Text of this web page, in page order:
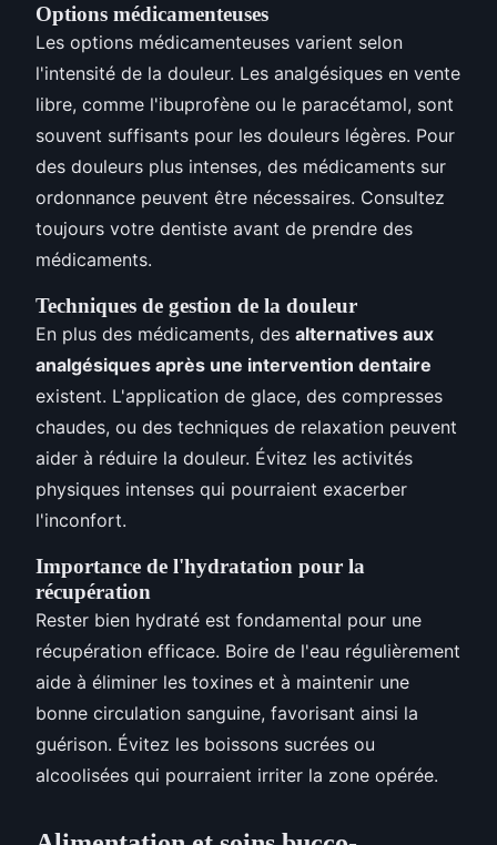
Options médicamenteuses
Les options médicamenteuses varient selon
l'intensité de la douleur. Les analgésiques en vente
libre, comme l'ibuprofène ou le paracétamol, sont
souvent suffisants pour les douleurs légères. Pour
des douleurs plus intenses, des médicaments sur
ordonnance peuvent être nécessaires. Consultez
toujours votre dentiste avant de prendre des
médicaments.
Techniques de gestion de la douleur
En plus des médicaments, des alternatives aux
analgésiques après une intervention dentaire
existent. L'application de glace, des compresses
chaudes, ou des techniques de relaxation peuvent
aider à réduire la douleur. Évitez les activités
physiques intenses qui pourraient exacerber
l'inconfort.
Importance de l'hydratation pour la
récupération
Rester bien hydraté est fondamental pour une
récupération efficace. Boire de l'eau régulièrement
aide à éliminer les toxines et à maintenir une
bonne circulation sanguine, favorisant ainsi la
guérison. Évitez les boissons sucrées ou
alcoolisées qui pourraient irriter la zone opérée.